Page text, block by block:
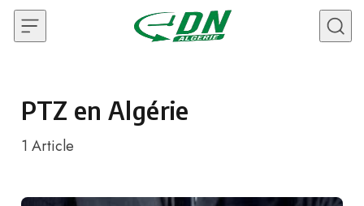
Skip to content
PTZ en Algérie
1 Article